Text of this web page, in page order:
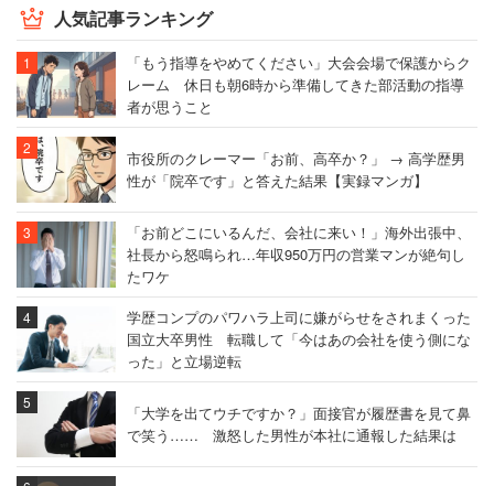
人気記事ランキング
「もう指導をやめてください」大会会場で保護からク
レーム 休日も朝6時から準備してきた部活動の指導
者が思うこと
市役所のクレーマー「お前、高卒か？」 → 高学歴男
性が「院卒です」と答えた結果【実録マンガ】
「お前どこにいるんだ、会社に来い！」海外出張中、
社長から怒鳴られ…年収950万円の営業マンが絶句し
たワケ
学歴コンプのパワハラ上司に嫌がらせをされまくった
国立大卒男性 転職して「今はあの会社を使う側にな
った」と立場逆転
「大学を出てウチですか？」面接官が履歴書を見て鼻
で笑う…… 激怒した男性が本社に通報した結果は